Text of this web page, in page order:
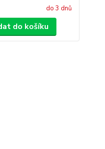
do 3 dnů
do košíku